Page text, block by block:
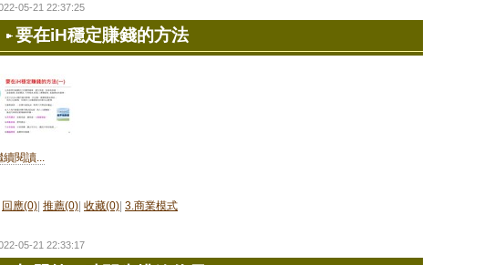
05-21 22:37:25
要在iH穩定賺錢的方法
續閱讀...
回應(0)| 推薦(0)| 收藏(0)| 3.商業模式
05-21 22:33:17